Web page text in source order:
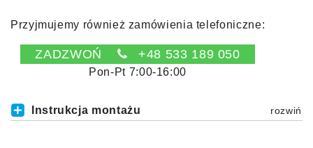
Przyjmujemy również zamówienia telefoniczne:
ZADZWOŃ +48 533 189 050
Pon-Pt 7:00-16:00
Instrukcja montażu